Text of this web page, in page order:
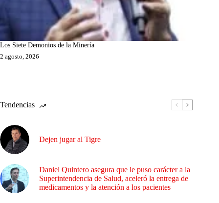
Los Siete Demonios de la Minería
2 agosto, 2026
Tendencias
Dejen jugar al Tigre
Daniel Quintero asegura que le puso carácter a la
Superintendencia de Salud, aceleró la entrega de
medicamentos y la atención a los pacientes